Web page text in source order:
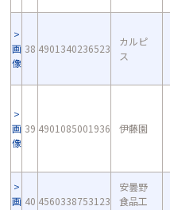
画
像
38 4901340236523
カルピ
ス
画
像
39 4901085001936 伊藤園
画 40 4560338753123
安曇野
食品工